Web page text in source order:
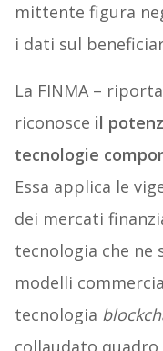
mittente figura
i dati sul
La FINMA –
riconosce il
tecnologie
Essa applica le
dei mercati
tecnologia che ne
modelli
tecnologia